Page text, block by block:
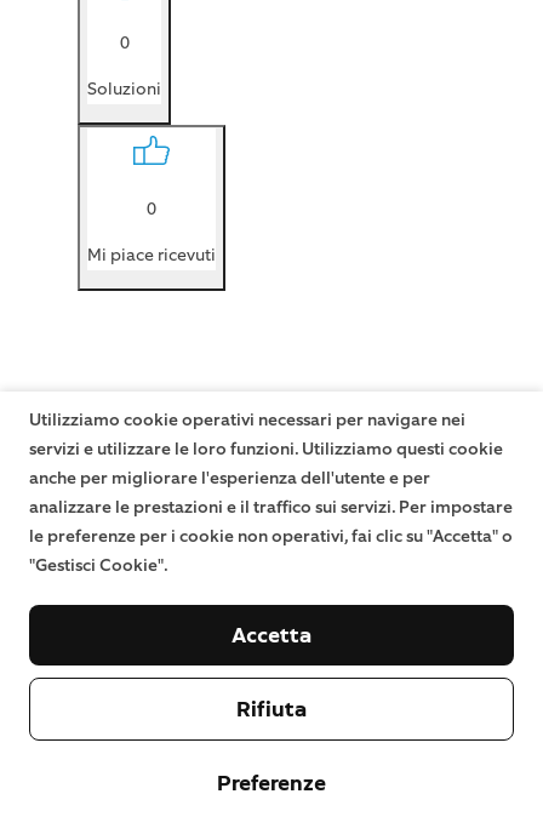
0
Soluzioni
0
Mi piace ricevuti
Utilizziamo cookie operativi necessari per navigare nei
servizi e utilizzare le loro funzioni. Utilizziamo questi cookie
anche per migliorare l'esperienza dell'utente e per
analizzare le prestazioni e il traffico sui servizi. Per impostare
le preferenze per i cookie non operativi, fai clic su "Accetta" o
"Gestisci Cookie".
Preferenze
Rifiuta
Accetta